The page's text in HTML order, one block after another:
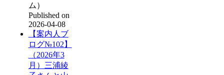
ム）
Published on
2026-04-08
【案内人ブ
ログ№102】
（2026年3
月）三浦綾